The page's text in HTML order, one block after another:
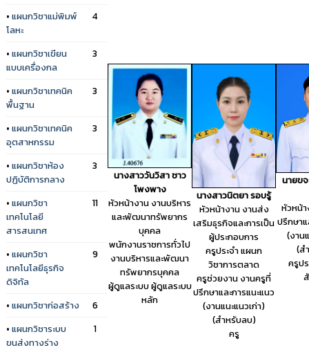
• แผนกวิชาแม่พิมพ์
โลหะ
4
• แผนกวิชาเขียน
แบบเครื่องกล
3
• แผนกวิชาเทคนิค
พื้นฐาน
3
• แผนกวิชาเทคนิค
อุตสาหกรรม
3
• แผนกวิชาห้อง
ปฏิบัติการกลาง
3
• แผนกวิชา
เทคโนโลยี
สารสนเทศ
11
• แผนกวิชา
เทคโนโลยีธุรกิจ
ดิจิทัล
9
• แผนกวิชาก่อสร้าง
6
• แผนกวิชาระบบ
ขนส่งทางร่าง
1
นางสาววันวิสา ชาว
โพงพาง
หัวหน้างาน งานบริหาร
และพัฒนาทรัพยากร
บุคคล
พนักงานราชการทั่วไป
งานบริหารและพัฒนา
ทรัพยากรบุคคล
ผู้ดูแลระบบ ผู้ดูแลระบบ
หลัก
นางสาวนิตยา รอบรู้
หัวหน้างาน งานส่ง
เสริมธุรกิจและการเป็น
ผู้ประกอบการ
ครูประจำ แผนก
วิชาการตลาด
ครูช่วยงาน งานครูที่
ปรึกษาและการแนะแนว
(งานแนะแนวเก่า)
(สำหรับลบ)
ครู
นายข
หัวหน้
ปรึกษาแ
(งาน
(ส
ครูป